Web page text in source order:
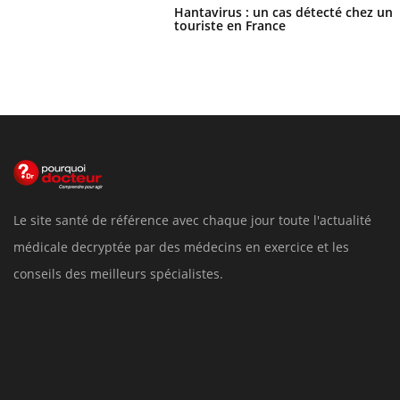
Hantavirus : un cas détecté chez un
touriste en France
Le site santé de référence avec chaque jour toute l'actualité
médicale decryptée par des médecins en exercice et les
conseils des meilleurs spécialistes.